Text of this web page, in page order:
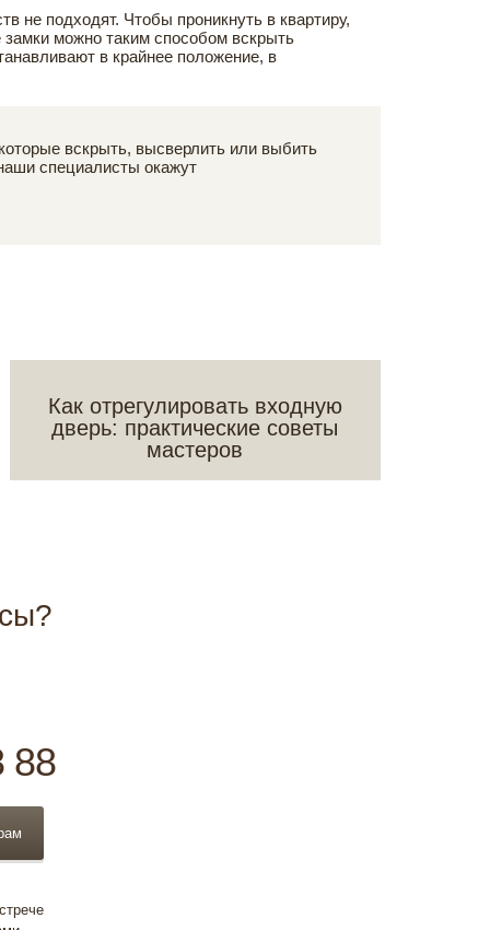
не подходят. Чтобы проникнуть в квартиру,
можно таким способом вскрыть
в крайнее положение, в
вскрыть, высверлить или выбить
специалисты окажут
Как отрегулировать входную
дверь: практические советы
мастеров
88